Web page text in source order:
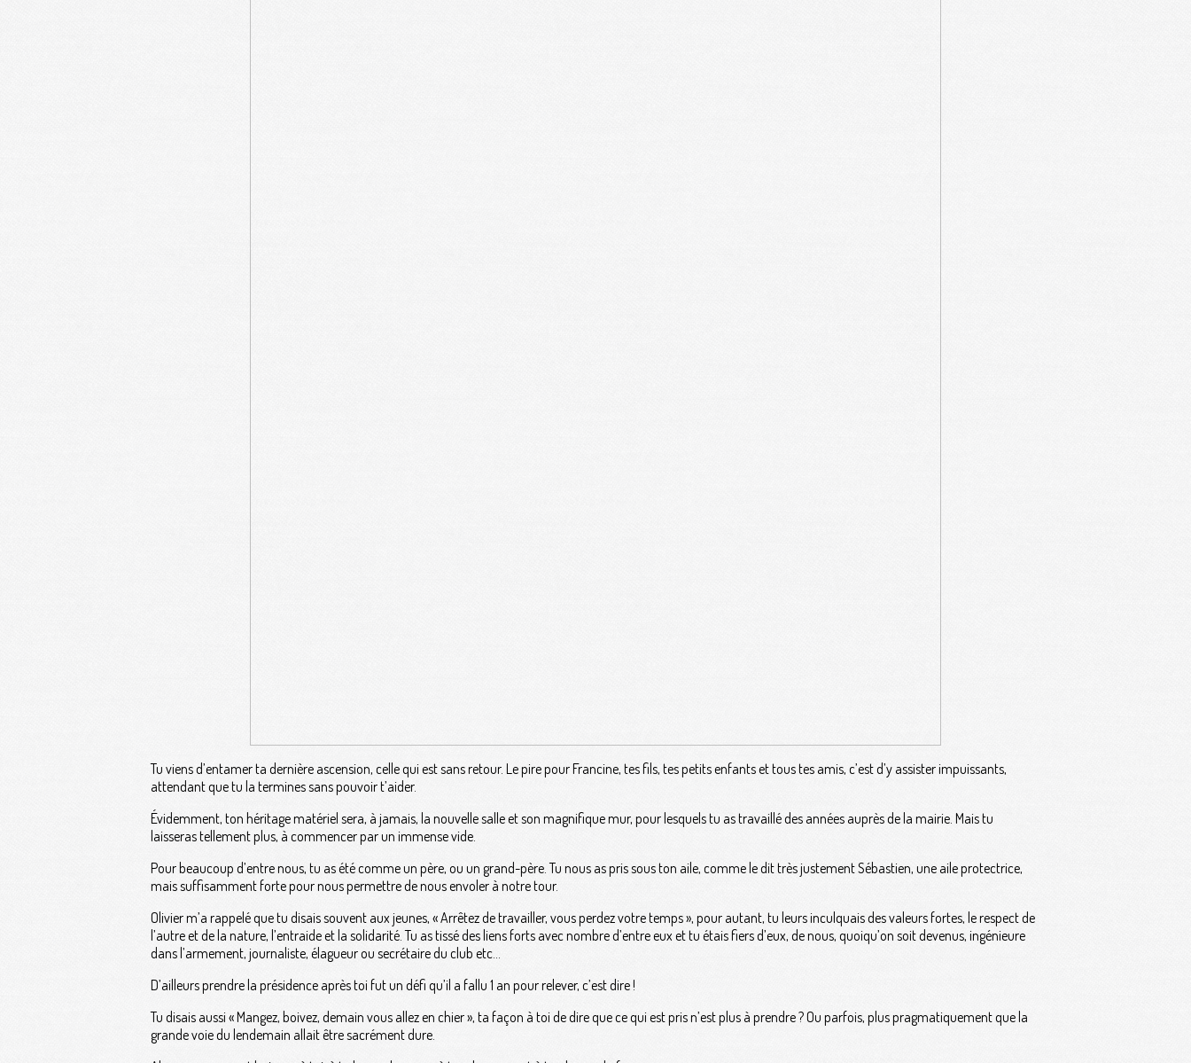
Tu viens d’entamer ta dernière ascension, celle qui est sans retour. Le pire pour Francine, tes fils, tes petits enfants et tous tes amis, c’est d’y assister impuissants,
attendant que tu la termines sans pouvoir t’aider.
Évidemment, ton héritage matériel sera, à jamais, la nouvelle salle et son magnifique mur, pour lesquels tu as travaillé des années auprès de la mairie. Mais tu
laisseras tellement plus, à commencer par un immense vide.
Pour beaucoup d’entre nous, tu as été comme un père, ou un grand-père. Tu nous as pris sous ton aile, comme le dit très justement Sébastien, une aile protectrice,
mais suffisamment forte pour nous permettre de nous envoler à notre tour.
Olivier m’a rappelé que tu disais souvent aux jeunes, « Arrêtez de travailler, vous perdez votre temps », pour autant, tu leurs inculquais des valeurs fortes, le respect de
l’autre et de la nature, l’entraide et la solidarité. Tu as tissé des liens forts avec nombre d’entre eux et tu étais fiers d’eux, de nous, quoiqu’on soit devenus, ingénieure
dans l’armement, journaliste, élagueur ou secrétaire du club etc…
D’ailleurs prendre la présidence après toi fut un défi qu’il a fallu 1 an pour relever, c’est dire !
Tu disais aussi « Mangez, boivez, demain vous allez en chier », ta façon à toi de dire que ce qui est pris n’est plus à prendre ? Ou parfois, plus pragmatiquement que la
grande voie du lendemain allait être sacrément dure.